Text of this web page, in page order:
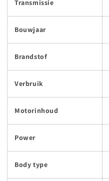
Transmissie
Bouwjaar
Brandstof
Verbruik
Motorinhoud
Power
Body type